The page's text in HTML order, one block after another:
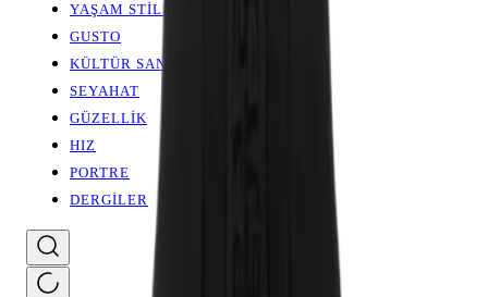
YAŞAM STİLİ
GUSTO
KÜLTÜR SANAT
SEYAHAT
GÜZELLİK
HIZ
PORTRE
DERGİLER